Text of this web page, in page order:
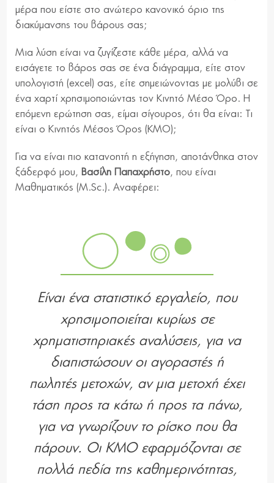
μέρα που είστε στο ανώτερο κανονικό όριο της
διακύμανσης του βάρους σας;
Μια λύση είναι να ζυγίζεστε κάθε μέρα, αλλά να
εισάγετε το βάρος σας σε ένα διάγραμμα, είτε στον
υπολογιστή (excel) σας, είτε σημειώνοντας με μολύβι σε
ένα χαρτί χρησιμοποιώντας τον Κινητό Μέσο Όρο. Η
επόμενη ερώτηση σας, είμαι σίγουρος, ότι θα είναι: Τι
είναι ο Κινητός Μέσος Όρος (ΚΜΟ);
Για να είναι πιο κατανοητή η εξήγηση, αποτάνθηκα στον
ξάδερφό μου, Βασίλη Παπαχρήστο, που είναι
Μαθηματικός (Μ.Sc.). Αναφέρει:
Είναι ένα στατιστικό εργαλείο, που
χρησιμοποιείται κυρίως σε
χρηματιστηριακές αναλύσεις, για να
διαπιστώσουν οι αγοραστές ή
πωλητές μετοχών, αν μια μετοχή έχει
τάση προς τα κάτω ή προς τα πάνω,
για να γνωρίζουν το ρίσκο που θα
πάρουν. Οι ΚΜΟ εφαρμόζονται σε
πολλά πεδία της καθημερινότητας,